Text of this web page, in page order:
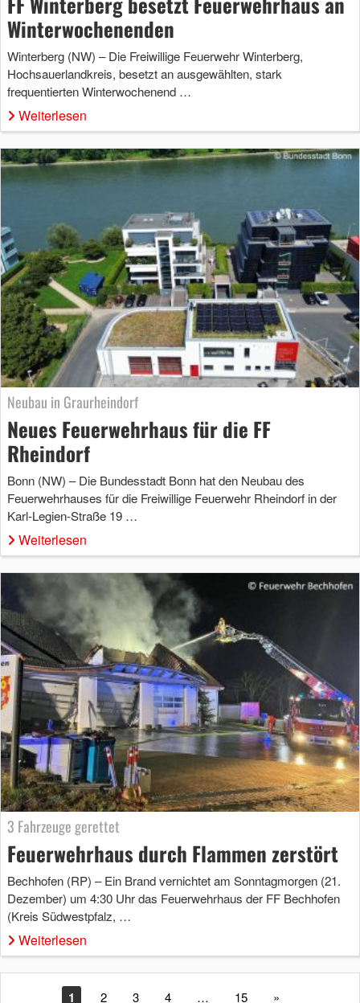
Winterwochenenden
Winterberg (NW) – Die Freiwillige Feuerwehr Winterberg,
Hochsauerlandkreis, besetzt an ausgewählten, stark
frequentierten Winterwochenend …
Weiterlesen
Neubau in Graurheindorf
Neues Feuerwehrhaus für die FF
Rheindorf
Bonn (NW) – Die Bundesstadt Bonn hat den Neubau des
Feuerwehrhauses für die Freiwillige Feuerwehr Rheindorf in der
Karl-Legien-Straße 19 …
Weiterlesen
3 Fahrzeuge gerettet
Feuerwehrhaus durch Flammen zerstört
Bechhofen (RP) – Ein Brand vernichtet am Sonntagmorgen (21.
Dezember) um 4:30 Uhr das Feuerwehrhaus der FF Bechhofen
(Kreis Südwestpfalz, …
Weiterlesen
1 2 3 4 … 15 »